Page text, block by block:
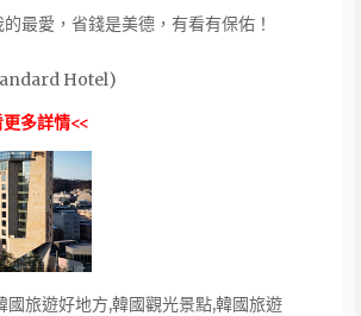
最愛，省錢是美德，有看有保佑！
Hotel)
多詳情<<
國旅遊好地方,韓國觀光景點,韓國旅遊